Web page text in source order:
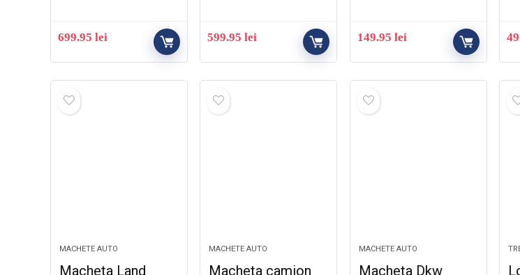
699.95lei 599.95lei 149.95 lei
MACHETE AUTO
Macheta Land
MACHETE AUTO
Macheta camion
MACHETE AUTO
Macheta Dkw